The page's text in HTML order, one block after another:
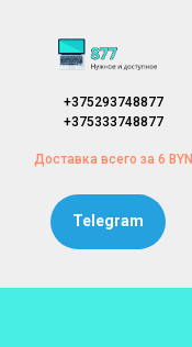
+375293748877
+375333748877
Доставка всего за 6 BYN
Telegram